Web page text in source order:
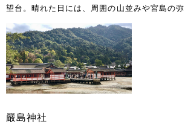
望台。晴れた日には、周囲の山並みや宮島の弥
嚴島神社